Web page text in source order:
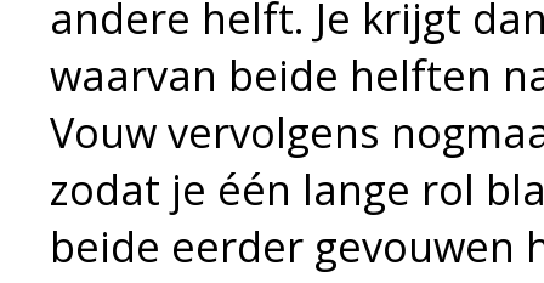
andere helft. Je krijgt
waarvan beide helften
Vouw vervolgens
zodat je één lange rol
beide eerder gevouwen